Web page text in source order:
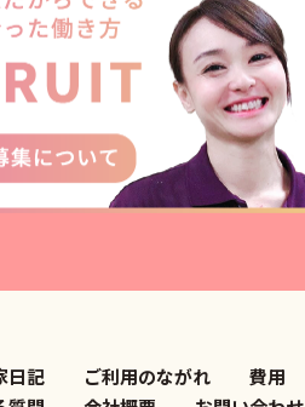
日記 ご利用のながれ
費用